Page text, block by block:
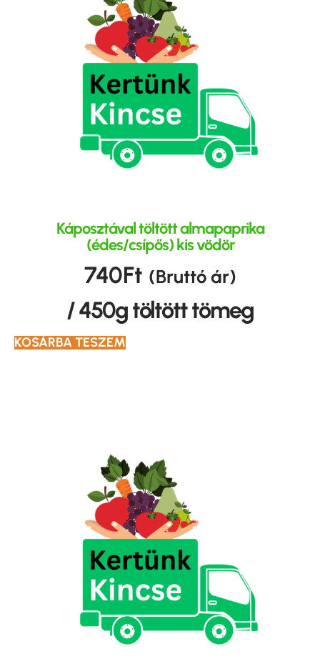
Káposztával töltött almapaprika
(édes/csípős) kis vödör
740Ft (Bruttó ár)
/ 450g töltött tömeg
KOSÁRBA TESZEM